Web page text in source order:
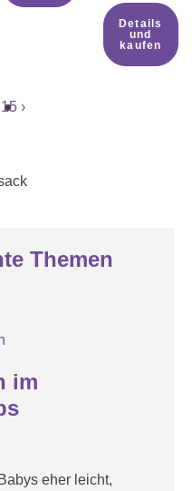
Details
und
kaufen
15 ›
Themen
im
eher leicht,